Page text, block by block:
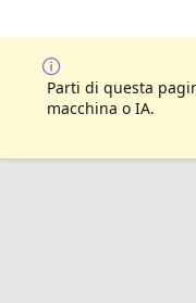
Parti di questa
macchina o IA.